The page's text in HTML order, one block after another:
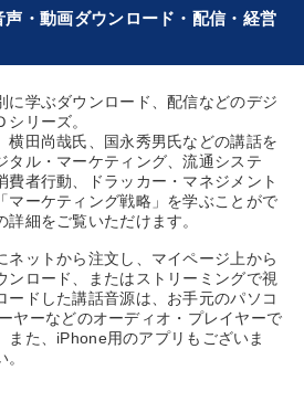
事業家のロマンと経営
専門家のアドバイス
・動画ダウンロード・配信・経営
に学ぶダウンロード、配信などのデジ
リーズ。
横田尚哉氏、国永秀男氏などの講話を
タル・マーケティング、流通システ
費者行動、ドラッカー・マネジメント
マーケティング戦略」を学ぶことがで
細をご覧いただけます。
ネットから注文し、マイページ上から
ンロード、またはストリーミングで視
ードした講話音源は、お手元のパソコ
ヤーなどのオーディオ・プレイヤーで
また、iPhone用のアプリもございま